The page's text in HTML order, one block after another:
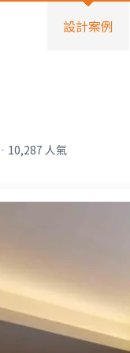
設計案例
· 10,287 人氣